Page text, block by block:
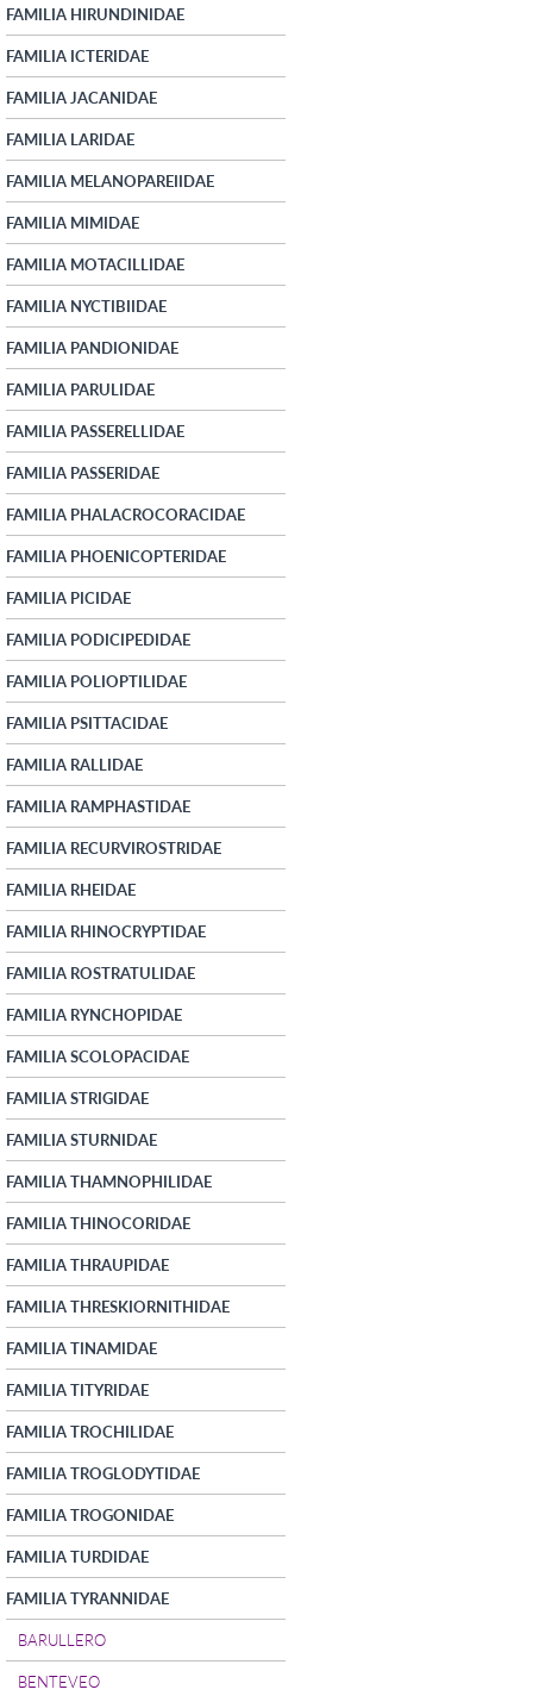
FAMILIA HIRUNDINIDAE
FAMILIA ICTERIDAE
FAMILIA JACANIDAE
FAMILIA LARIDAE
FAMILIA MELANOPAREIIDAE
FAMILIA MIMIDAE
FAMILIA MOTACILLIDAE
FAMILIA NYCTIBIIDAE
FAMILIA PANDIONIDAE
FAMILIA PARULIDAE
FAMILIA PASSERELLIDAE
FAMILIA PASSERIDAE
FAMILIA PHALACROCORACIDAE
FAMILIA PHOENICOPTERIDAE
FAMILIA PICIDAE
FAMILIA PODICIPEDIDAE
FAMILIA POLIOPTILIDAE
FAMILIA PSITTACIDAE
FAMILIA RALLIDAE
FAMILIA RAMPHASTIDAE
FAMILIA RECURVIROSTRIDAE
FAMILIA RHEIDAE
FAMILIA RHINOCRYPTIDAE
FAMILIA ROSTRATULIDAE
FAMILIA RYNCHOPIDAE
FAMILIA SCOLOPACIDAE
FAMILIA STRIGIDAE
FAMILIA STURNIDAE
FAMILIA THAMNOPHILIDAE
FAMILIA THINOCORIDAE
FAMILIA THRAUPIDAE
FAMILIA THRESKIORNITHIDAE
FAMILIA TINAMIDAE
FAMILIA TITYRIDAE
FAMILIA TROCHILIDAE
FAMILIA TROGLODYTIDAE
FAMILIA TROGONIDAE
FAMILIA TURDIDAE
FAMILIA TYRANNIDAE
BARULLERO
BENTEVEO